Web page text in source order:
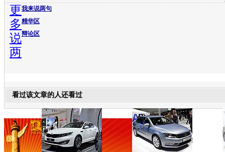
我来说两句
精华区
辩论区
更
多
说
两
看过该文章的人还看过